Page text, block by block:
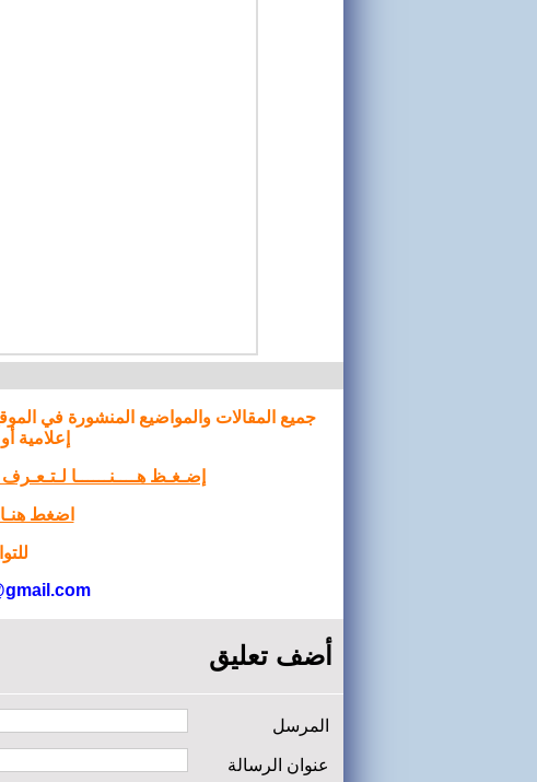
جميع المقالات والمواضيع المنشورة في
إعلامية
إضـغـظ هــــنــــــا
اضغط هنـا
أضف تعليق
المرسل
عنوان الرسالة